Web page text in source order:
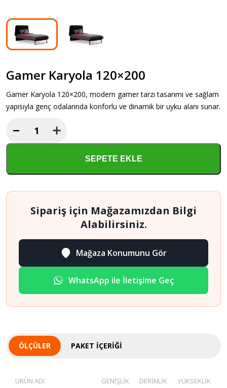
Gamer Karyola 120×200
Gamer Karyola 120×200, modern gamer tarzı tasarımı ve sağlam
yapısıyla genç odalarında konforlu ve dinamik bir uyku alanı sunar.
Gamer
Karyola
adet
−
SEPETE EKLE
Sipariş için Mağazamızdan Bilgi
Alabilirsiniz.
Mağaza Konumunu Gör
WhatsApp ile İletişime Geç
ÖLÇÜLER PAKET İÇERIĞI
ÜRÜN ADI GENİŞLİK DERİNLİK YÜKSEKLİK